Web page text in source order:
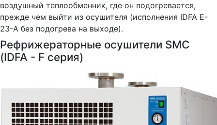
воздушный теплообменник, где он подогревается,
прежде чем выйти из осушителя (исполнения IDFA E-
23-A без подогрева на выходе).
Рефрижераторные осушители SMC
(IDFA - F серия)